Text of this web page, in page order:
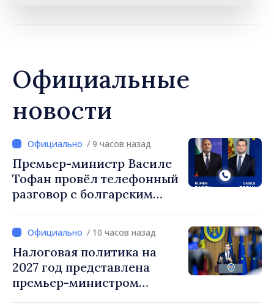
Официальные
новости
/ 9 часов назад
Премьер-министр Василе
Тофан провёл телефонный
разговор с болгарским
Радевым
/ 10 часов назад
Налоговая политика на
2027 год представлена
премьер-министром